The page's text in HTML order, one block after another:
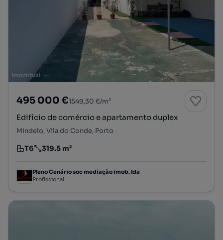
495 000 €1549,30 €/m²
Edifício de comércio e apartamento duplex
Mindelo, Vila do Conde, Porto
Tipologia
T6
Preço por metro quadrado
319.5 m²
Pleno Cenário soc mediação imob. lda
Profissional